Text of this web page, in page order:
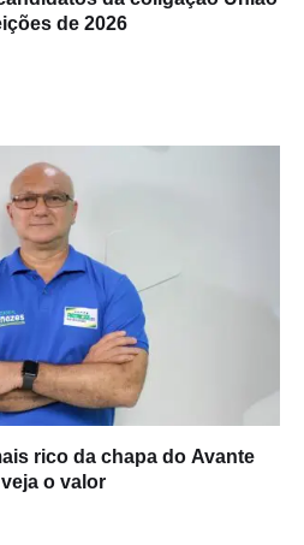
de 2026
rico da chapa do Avante
o valor